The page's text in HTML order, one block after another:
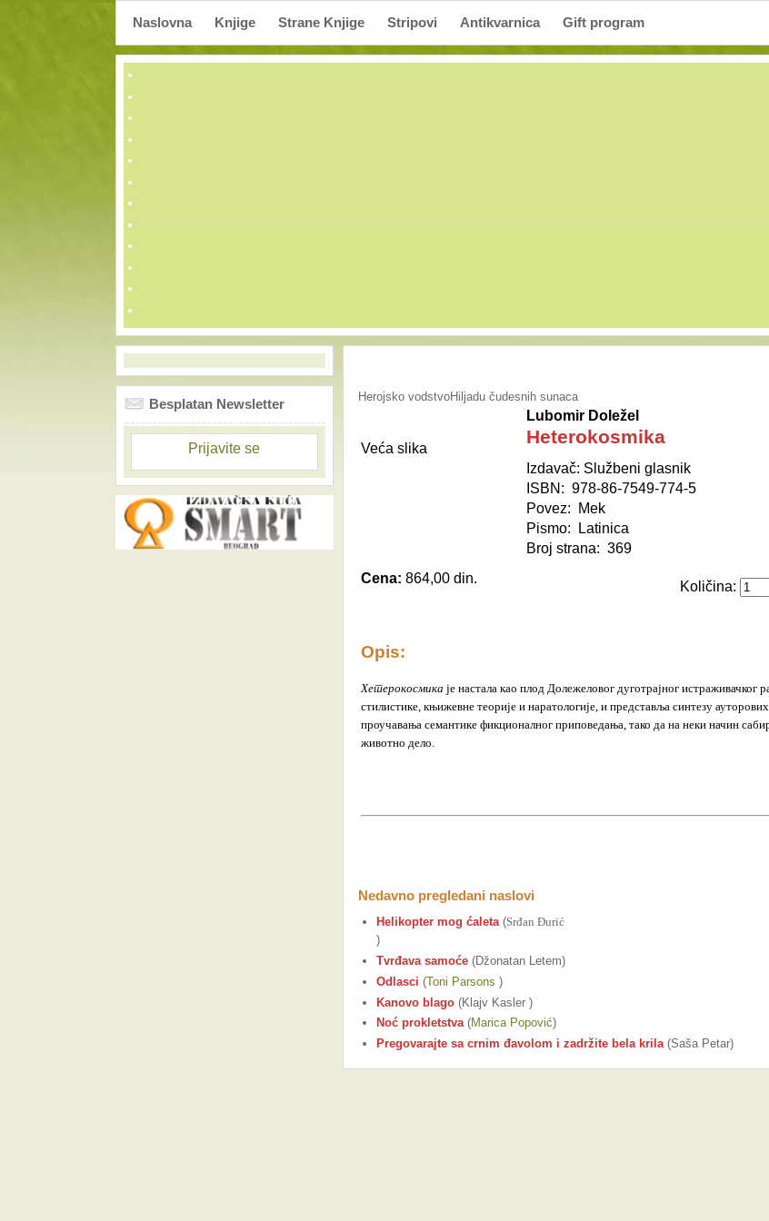
Naslovna Knjige Strane Knjige Stripovi Antikvarnica Gift program
Herojsko vodstvoHiljadu čudesnih sunaca
Veća slika
Lubomir Doležel
Heterokosmika
Izdavač: Službeni glasnik
ISBN: 978-86-7549-774-5
Povez: Mek
Pismo: Latinica
Broj strana: 369
Cena: 864,00 din.
Količina:
Opis:
Хетерокосмика је настала као плод Долежеловог дуготрајног истраживачког
стилистике, књижевне теорије и наратологије, и представља синтезу
проучавања семантике фикционалног приповедања, тако да на неки начин
животно дело.
Nedavno pregledani naslovi
Helikopter mog ćaleta(Srđan Đurić
)
Tvrđava samoće (Džonatan Letem)
Odlasci (Toni Parsons )
Kanovo blago (Klajv Kasler )
Noć prokletstva(Marica Popović)
Pregovarajte sa crnim đavolom i zadržite bela krila(Saša Petar)
Besplatan Newsletter
Prijavite se